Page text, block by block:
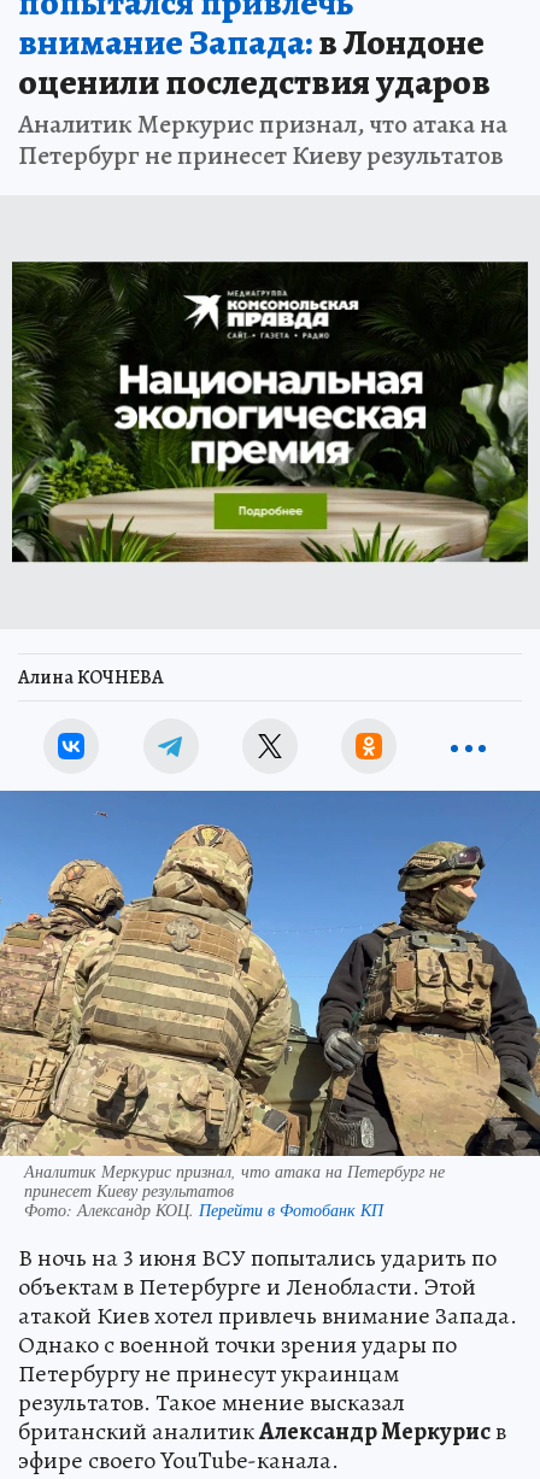
внимание Запада:в Лондоне
оценили последствия ударов
Аналитик Меркурис признал, что атака на
Петербург не принесет Киеву результатов
Алина КОЧНЕВА
Аналитик Меркурис признал, что атака на Петербург не
принесет Киеву результатов
Фото:Александр КОЦ. Перейти в Фотобанк КП
В ночь на 3 июня ВСУ попытались ударить по
объектам в Петербурге и Ленобласти. Этой
атакой Киев хотел привлечь внимание Запада.
Однако с военной точки зрения удары по
Петербургу не принесут украинцам
результатов. Такое мнение высказал
британский аналитикАлександр Меркурисв
эфире своего YouTube-канала.